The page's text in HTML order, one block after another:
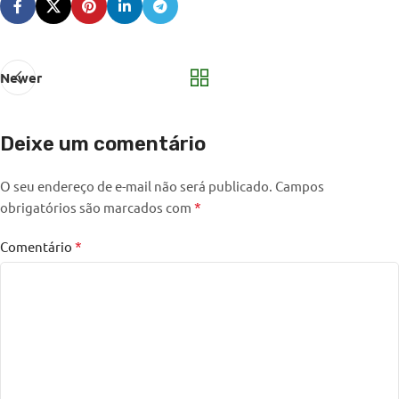
Newer
Deixe um comentário
O seu endereço de e-mail não será publicado. Campos
obrigatórios são marcados com *
Comentário *